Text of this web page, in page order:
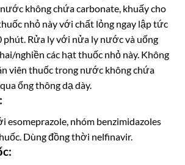
không chứa carbonate, khuấy cho
nhỏ này với chất lỏng ngay lập tức
phút. Rửa ly với nửa ly nước và uống
nghiền các hạt thuốc nhỏ này. Không
viên thuốc trong nước không chứa
ống thông dạ dày.
esomeprazole, nhóm benzimidazoles
Dùng đồng thời nelfinavir.